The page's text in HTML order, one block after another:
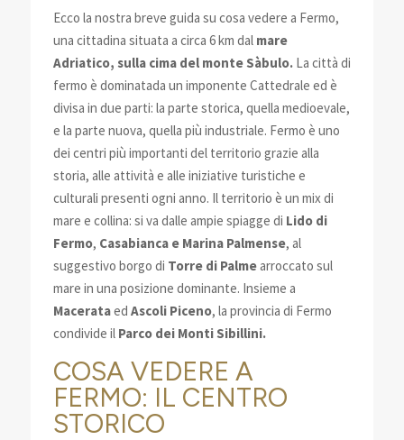
Ecco la nostra breve guida su cosa vedere a Fermo,
una cittadina situata a circa 6 km dal mare
Adriatico, sulla cima del monte Sàbulo. La città di
fermo è dominatada un imponente Cattedrale ed è
divisa in due parti: la parte storica, quella medioevale,
e la parte nuova, quella più industriale. Fermo è uno
dei centri più importanti del territorio grazie alla
storia, alle attività e alle iniziative turistiche e
culturali presenti ogni anno. Il territorio è un mix di
mare e collina: si va dalle ampie spiagge di Lido di
Fermo, Casabianca e Marina Palmense, al
suggestivo borgo di Torre di Palmearroccato sul
mare in una posizione dominante. Insieme a
Macerataed Ascoli Piceno, la provincia di Fermo
condivide il Parco dei Monti Sibillini.
COSA VEDERE A
FERMO: IL CENTRO
STORICO